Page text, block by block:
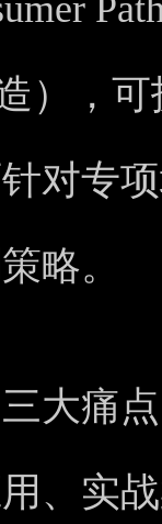
），
对专
略。
大痛
、实